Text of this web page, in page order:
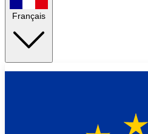
Français